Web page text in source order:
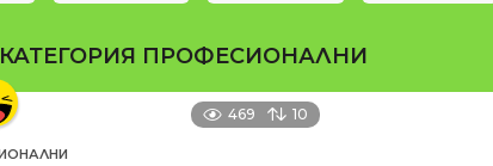
ПРОФЕСИОНАЛНИ
469 10